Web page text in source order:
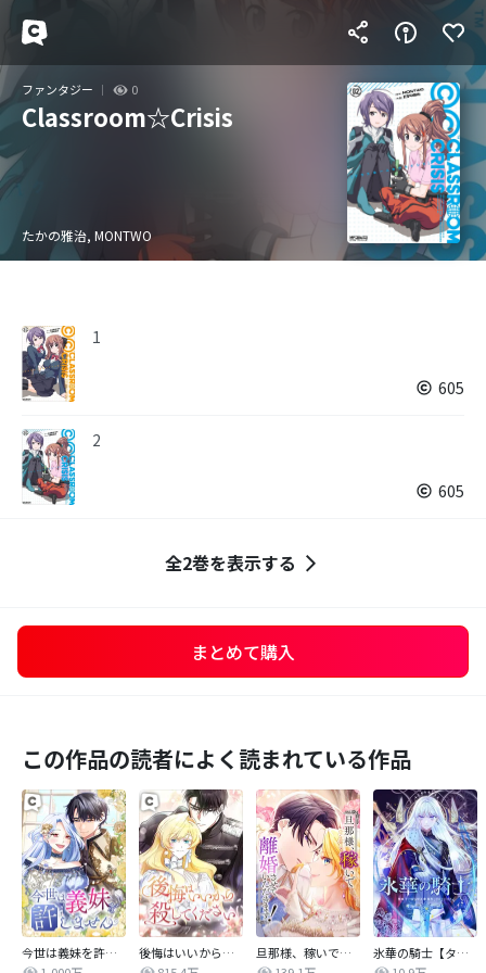
ファンタジー 0
Classroom☆Crisis
たかの雅治, MONTWO
1
605
2
605
全2巻を表示する
まとめて購入
この作品の読者によく読まれている作品
今世は義妹を許しません
後悔はいいから殺してください
旦那様、稼いで離婚させていただきます！
氷華の騎士【タテヨミ】